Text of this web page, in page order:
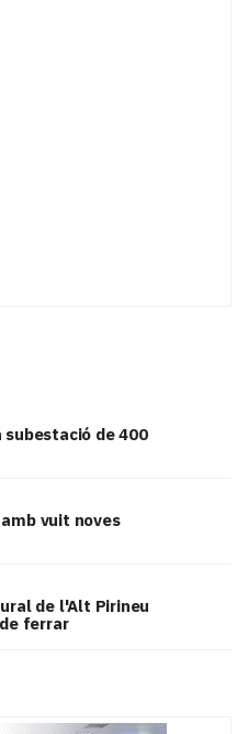
de 400
amb vuit noves
de l'Alt Pirineu
ferrar